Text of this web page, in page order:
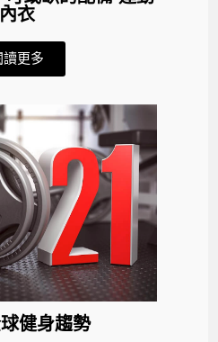
內衣
讀更多
健身趨勢